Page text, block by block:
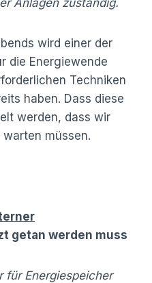
wird einer der
die Energiewende
Techniken
haben. Dass diese
werden, dass wir
müssen.
getan werden muss
für Energiespeicher